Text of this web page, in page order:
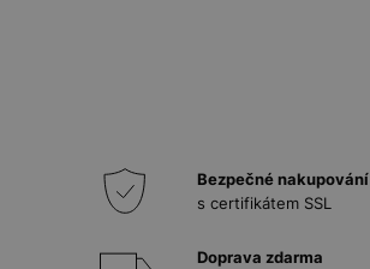
Bezpečné nakupování
s certifikátem SSL
Doprava zdarma